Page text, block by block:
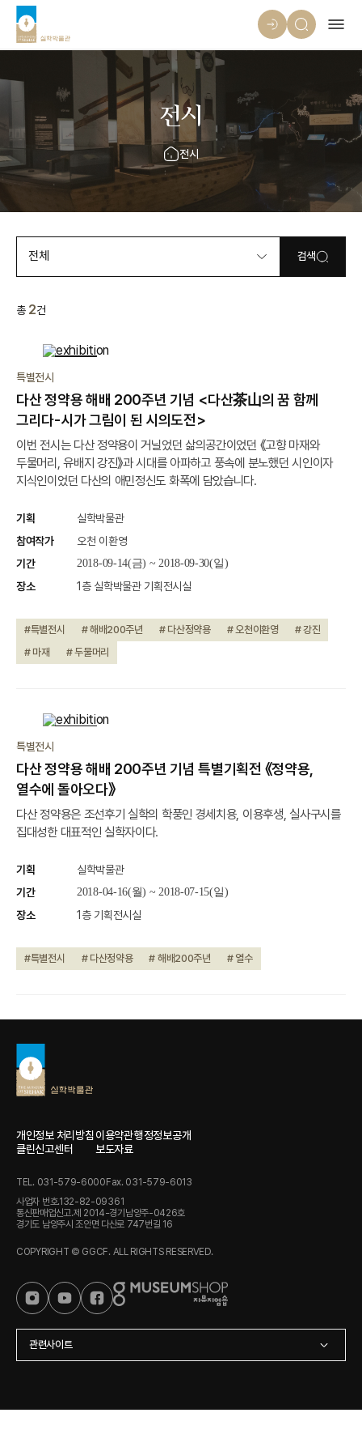
전시
전시
전체 검색
총 2건
특별전시
다산 정약용 해배 200주년 기념 <다산茶山의 꿈 함께
그리다-시가 그림이 된 시의도전>
이번 전시는 다산 정약용이 거닐었던 삶의공간이었던 《고향 마재와
두물머리, 유배지 강진》과 시대를 아파하고 풍속에 분노했던 시인이자
지식인이었던 다산의 애민정신도 화폭에 담았습니다.
기획
실학박물관
참여작가
오천 이환영
기간
2018-09-14(금) ~ 2018-09-30(일)
장소 1층 실학박물관 기획전시실
#특별전시 # 해배200주년 # 다산정약용 # 오천이환영
# 강진
# 마재
# 두물머리
특별전시
다산 정약용 해배 200주년 기념 특별기획전 《정약용,
열수에 돌아오다》
다산 정약용은 조선후기 실학의 학풍인 경세치용, 이용후생, 실사구시를
집대성한 대표적인 실학자이다.
기획
실학박물관
기간
2018-04-16(월) ~ 2018-07-15(일)
장소 1층 기획전시실
#특별전시 # 다산정약용 # 해배200주년 # 열수
개인정보 처리방침 이용약관행정정보공개
클린신고센터
보도자료
TEL. 031-579-6000 Fax. 031-579-6013
사업자 번호.132-82-09361
통신판매업신고.제 2014-경기남양주-0426호
경기도 남양주시 조안면 다산로 747번길 16
COPYRIGHT © GGCF. ALL RIGHTS RESERVED.
관련사이트